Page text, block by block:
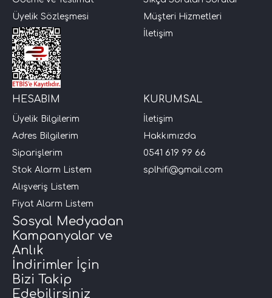
Üyelik Sözleşmesi
Müşteri Hizmetleri
İletişim
HESABIM
Üyelik Bilgilerim
Adres Bilgilerim
Siparişlerim
Stok Alarm Listem
Alışveriş Listem
Fiyat Alarm Listem
KURUMSAL
İletişim
Hakkımızda
0541 619 99 66
splhifi@gmail.com
Sosyal Medyadan
Kampanyalar ve
Anlık
İndirimler İçin
Bizi Takip
Edebilirsiniz